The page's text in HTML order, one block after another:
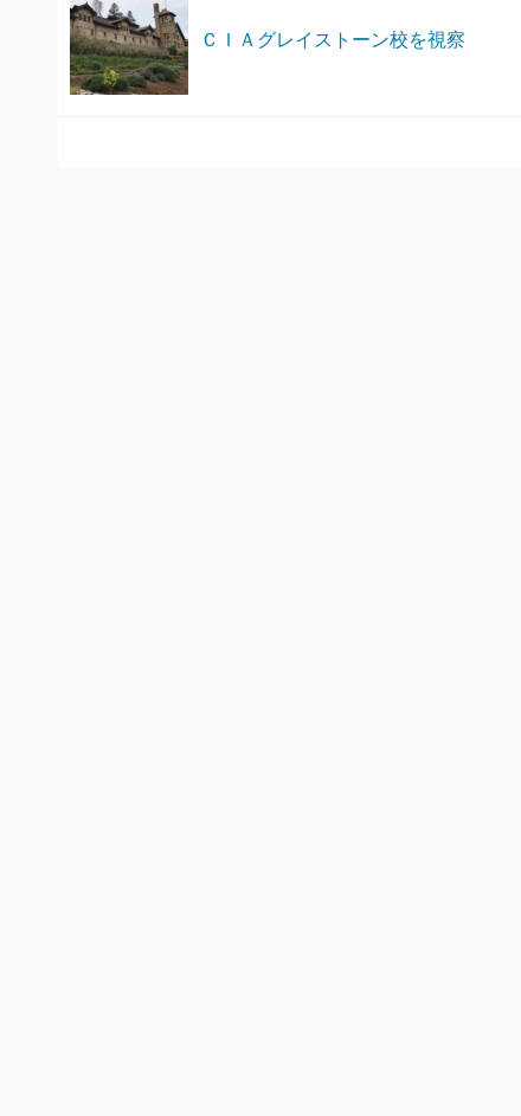
ＣＩＡグレイストーン校を視察